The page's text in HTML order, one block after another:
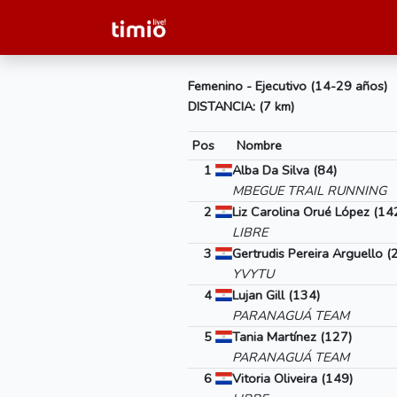
Femenino - Ejecutivo (14-29 años)
DISTANCIA: (7 km)
Pos Nombre
1
Alba Da Silva (84)
MBEGUE TRAIL RUNNING
2
Liz Carolina Orué López
LIBRE
3
Gertrudis Pereira Arguello
YVYTU
4
Lujan Gill (134)
PARANAGUÁ TEAM
5
Tania Martínez (127)
PARANAGUÁ TEAM
6
Vitoria Oliveira (149)